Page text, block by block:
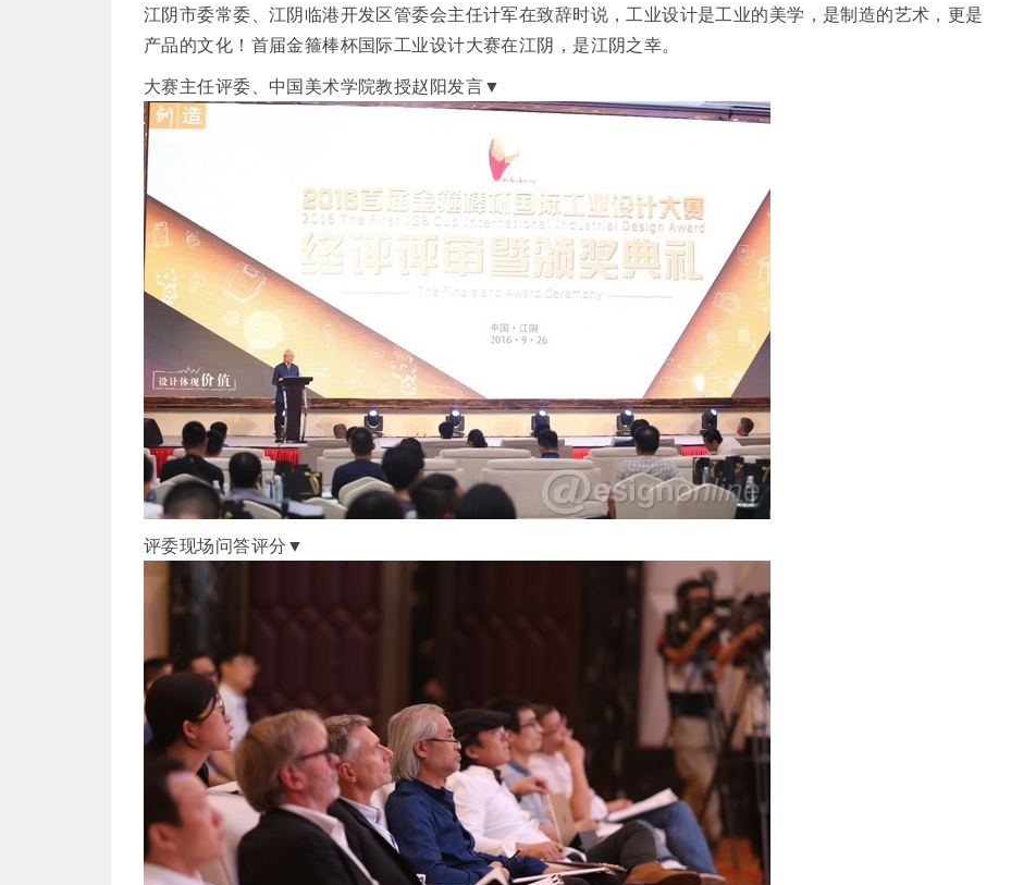
江阴市委常委、江阴临港开发区管委会主任计军在致辞时说，工业设计是工业的美学，是制造的艺术，更是
产品的文化！首届金箍棒杯国际工业设计大赛在江阴，是江阴之幸。
大赛主任评委、中国美术学院教授赵阳发言▼
评委现场问答评分▼